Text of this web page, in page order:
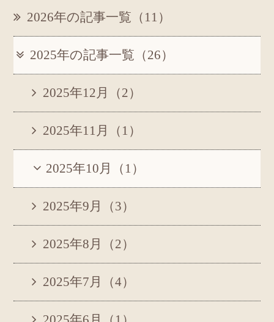
2026年の記事一覧（11）
2025年の記事一覧（26）
2025年12月（2）
2025年11月（1）
2025年10月（1）
2025年9月（3）
2025年8月（2）
2025年7月（4）